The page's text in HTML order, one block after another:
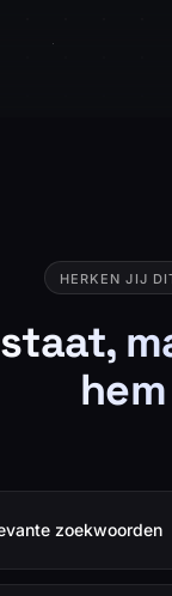
HERKEN JIJ
hem
zoekwoorden